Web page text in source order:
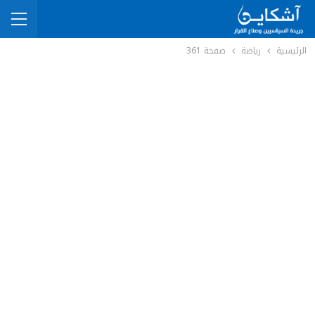
الرئيسية رياضة صفحة 361